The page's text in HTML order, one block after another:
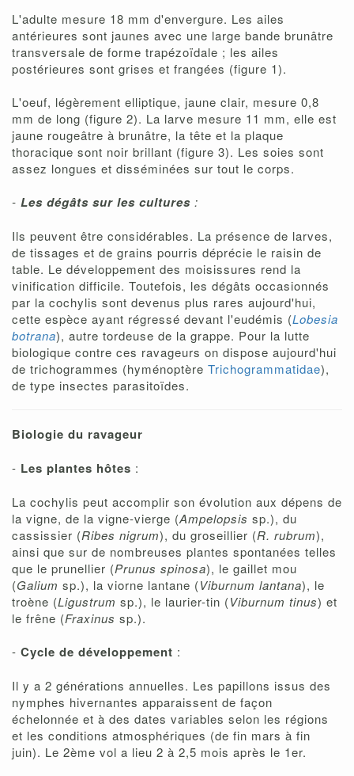
L'adulte mesure 18 mm d'envergure. Les ailes
antérieures sont jaunes avec une large bande brunâtre
transversale de forme trapézoïdale ; les ailes
postérieures sont grises et frangées (figure 1).
L'oeuf, légèrement elliptique, jaune clair, mesure 0,8
mm de long (figure 2). La larve mesure 11 mm, elle est
jaune rougeâtre à brunâtre, la tête et la plaque
thoracique sont noir brillant (figure 3). Les soies sont
assez longues et disséminées sur tout le corps.
- Les dégâts sur les cultures :
Ils peuvent être considérables. La présence de larves,
de tissages et de grains pourris déprécie le raisin de
table. Le développement des moisissures rend la
vinification difficile. Toutefois, les dégâts occasionnés
par la cochylis sont devenus plus rares aujourd'hui,
cette espèce ayant régressé devant l'eudémis (Lobesia
botrana), autre tordeuse de la grappe. Pour la lutte
biologique contre ces ravageurs on dispose aujourd'hui
de trichogrammes (hyménoptère Trichogrammatidae),
de type insectes parasitoïdes.
Biologie du ravageur
- Les plantes hôtes :
La cochylis peut accomplir son évolution aux dépens de
la vigne, de la vigne-vierge (Ampelopsis sp.), du
cassissier (Ribes nigrum), du groseillier (R. rubrum),
ainsi que sur de nombreuses plantes spontanées telles
que le prunellier (Prunus spinosa), le gaillet mou
(Galium sp.), la viorne lantane (Viburnum lantana), le
troène (Ligustrum sp.), le laurier-tin (Viburnum tinus) et
le frêne (Fraxinus sp.).
- Cycle de développement :
Il y a 2 générations annuelles. Les papillons issus des
nymphes hivernantes apparaissent de façon
échelonnée et à des dates variables selon les régions
et les conditions atmosphériques (de fin mars à fin
juin). Le 2ème vol a lieu 2 à 2,5 mois après le 1er.